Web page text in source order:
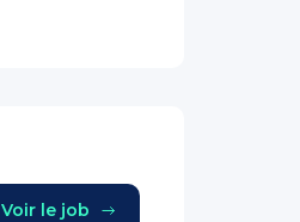
Voir le job